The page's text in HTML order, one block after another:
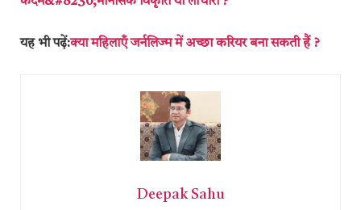
यह भी पढ़ें:क्या महिलाएँ जर्नलिज्म में अच्छा करियर बना सकती हैं ?
Deepak Sahu